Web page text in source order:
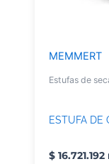
MEMMERT
Estufas de
ESTUFA DE
$ 16.721.192